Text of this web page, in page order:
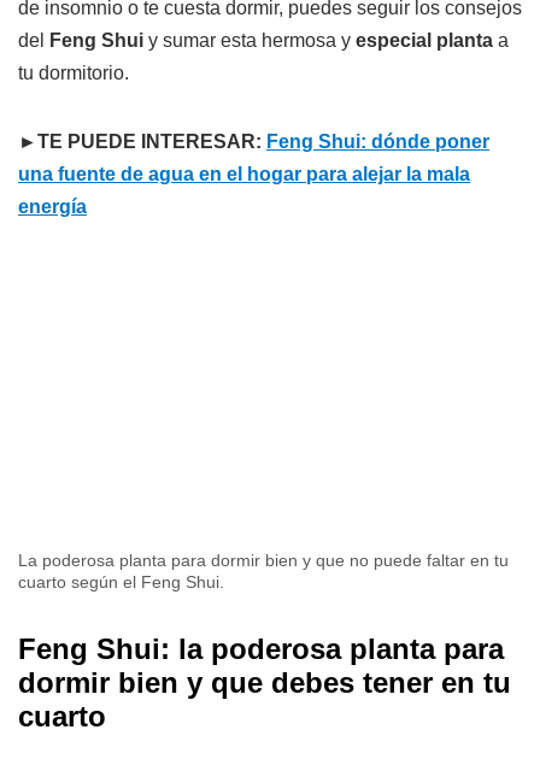
de insomnio o te cuesta dormir, puedes seguir los consejos
del
Feng Shui y sumar esta hermosa y especial planta a
tu dormitorio.
►TE PUEDE INTERESAR: Feng Shui: dónde poner
una fuente de agua en el hogar para alejar la mala
energía
La poderosa planta para dormir bien y que no puede faltar en tu
cuarto según el Feng Shui.
Feng Shui: la poderosa planta para
dormir bien y que debes tener en tu
cuarto